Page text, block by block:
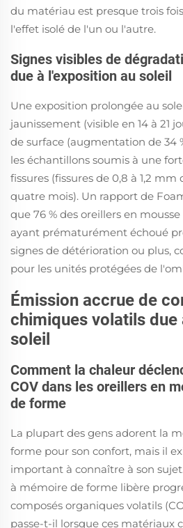
du matériau est presque trois
l'effet isolé de l'un ou l'autre.
Signes visibles de
due à l'exposition au soleil
Une exposition prolongée au
jaunissement (visible en 14 à 21
de surface (augmentation de 34
les échantillons soumis à une
fissures (fissures de 0,8 à 1,2
quatre mois). Un rapport de
que 76 % des oreillers en
ayant prématurément échoué
signes de détérioration ou plus,
pour les unités protégées de
Émission accrue de
chimiques volatils due
soleil
Comment la chaleur
COV dans les oreillers en
de forme
La plupart des gens adorent la
forme pour son confort, mais il
important à connaître à son
à mémoire de forme libère
composés organiques volatils
passe-t-il lorsque ces matériaux